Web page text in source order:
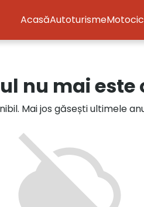
AcasăAutoturisme
nu mai este
Mai jos găsești ultimele